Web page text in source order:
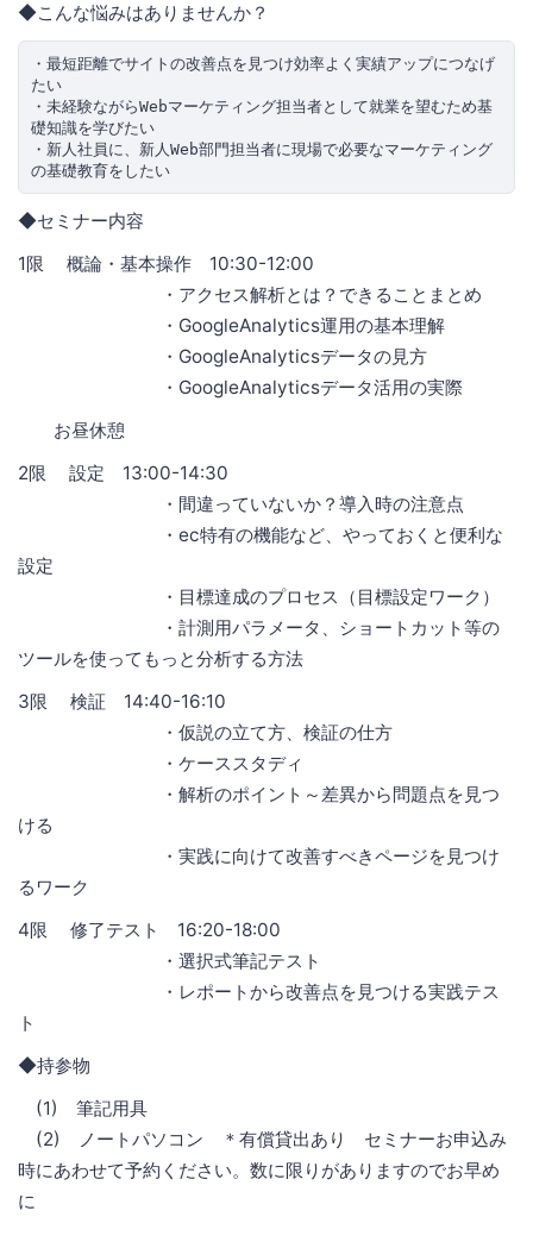
◆こんな悩みはありませんか？
・最短距離でサイトの改善点を見つけ効率よく実績アップにつなげ
たい
・未経験ながらWebマーケティング担当者として就業を望むため基
礎知識を学びたい
・新人社員に、新人Web部門担当者に現場で必要なマーケティング
の基礎教育をしたい
◆セミナー内容
1限 概論・基本操作 10:30-12:00
・アクセス解析とは？できることまとめ
・GoogleAnalytics運用の基本理解
・GoogleAnalyticsデータの見方
・GoogleAnalyticsデータ活用の実際
お昼休憩
2限 設定 13:00-14:30
・間違っていないか？導入時の注意点
・ec特有の機能など、やっておくと便利な
設定
・目標達成のプロセス（目標設定ワーク）
・計測用パラメータ、ショートカット等の
ツールを使ってもっと分析する方法
3限 検証 14:40-16:10
・仮説の立て方、検証の仕方
・ケーススタディ
・解析のポイント～差異から問題点を見つ
ける
・実践に向けて改善すべきページを見つけ
るワーク
4限 修了テスト 16:20-18:00
・選択式筆記テスト
・レポートから改善点を見つける実践テス
ト
◆持参物
(1) 筆記用具
(2) ノートパソコン ＊有償貸出あり セミナーお申込み
時にあわせて予約ください。数に限りがありますのでお早め
に